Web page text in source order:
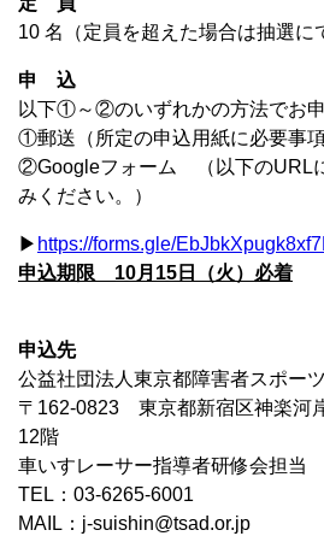
10 名（定員を超えた場合は抽選に
申 込
以下①～②のいずれかの方法でお申
①郵送（所定の申込用紙に必要事項
②Googleフォーム （以下のURL
みください。）
▶ https://forms.gle/
申込期限 10月15日（火）必着
申込先
公益社団法人東京都障害者スポー
〒162-0823 東京都新宿区神楽河
12階
車いすレーサー指導者研修会担当
TEL：03-6265-6001
MAIL：j-suishin@tsad.or.jp